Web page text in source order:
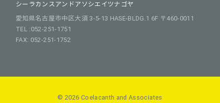
シーラカンスアンドアソシエイツナゴヤ
愛知県名古屋市中区大須 3-5-13 HASE-BLDG.1 6F 〒460-0011
TEL :052-251-1751
FAX: 052-251-1752
© 2026 Coelacanth and Associates